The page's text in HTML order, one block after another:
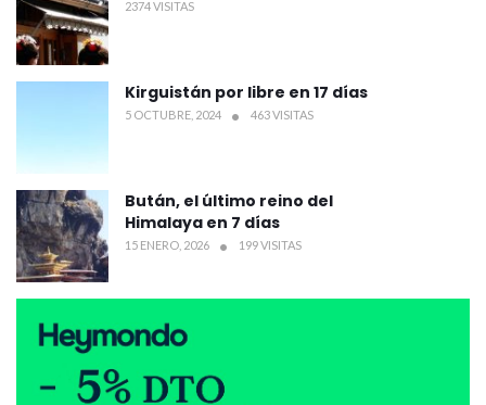
2374 VISITAS
Kirguistán por libre en 17 días
5 OCTUBRE, 2024 463 VISITAS
Bután, el último reino del
Himalaya en 7 días
15 ENERO, 2026 199 VISITAS